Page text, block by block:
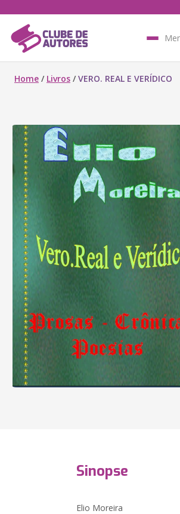
Home / Livros /VERO. REAL E VERÍDICO
Sinopse
Elio Moreira